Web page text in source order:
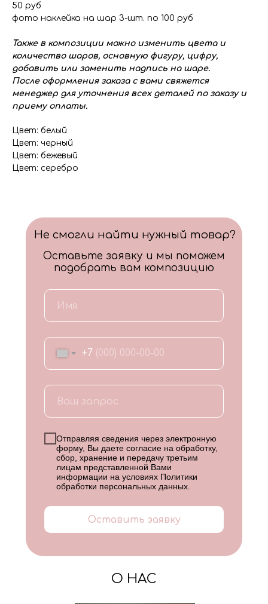
50 руб
фото наклейка на шар 3-шт. по 100 руб
Также в композиции можно изменить цвета и
количество шаров, основную фигуру, цифру,
добавить или заменить надпись на шаре.
После оформления заказа с вами свяжется
менеджер для уточнения всех деталей по заказу и
приему оплаты.
Цвет: белый
Цвет: черный
Цвет: бежевый
Цвет: серебро
+7
Отправляя сведения через электронную
форму, Вы даете согласие на обработку,
сбор, хранение и передачу третьим
лицам представленной Вами
информации на условиях Политики
обработки персональных данных
Оставить заявку
Не смогли найти нужный товар?
Оставьте заявку и мы поможем
подобрать вам композицию
О НАС